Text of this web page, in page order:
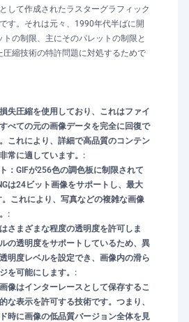
して作成されたラスターグラフィック
す。それは元々、1990年代半ばに開
トの制限、主にそのパレットの制限と
圧縮技術の特許問題に対処するためで
失圧縮を使用しており、これはファイ
べての元の画像データを完全に回復で
これにより、詳細で高品質のコンテン
常に適しています。:
：GIFが256色の調色板に制限されて
は24ビット画像をサポートし、最大
これにより、写真などの複雑な画像
:
さまざまな程度の透明度を許可しま
の透明度をサポートしているため、異
明度レベルを設定でき、画像内の滑ら
を可能にします。:
像はインターレースとして保存するこ
な表示を許可する技術です。つまり、
時に画像の低品質バージョン全体を見